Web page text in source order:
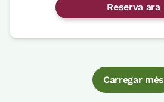
Reserva ara
Carregar més